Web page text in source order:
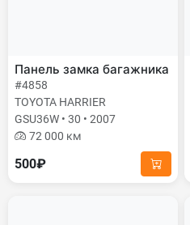
Панель замка багажника
#4858
TOYOTA HARRIER
GSU36W • 30 • 2007
72 000 км
500₽